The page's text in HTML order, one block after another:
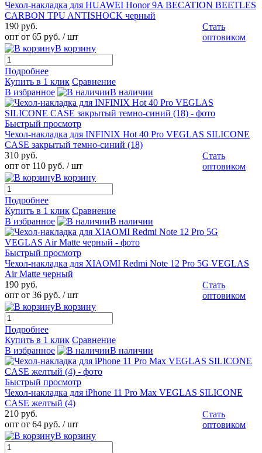
Чехол-накладка для HUAWEI Honor 9A BECATION BEETLES
CARBON TPU ANTISHOCK черный
190 руб.
опт от 65 руб. / шт
Стать
оптовиком
В корзину
Подробнее
Купить в 1 клик Сравнение
В избранное
В наличии
Быстрый просмотр
Чехол-накладка для INFINIX Hot 40 Pro VEGLAS SILICONE
CASE закрытый темно-синий (18)
310 руб.
опт от 110 руб. / шт
Стать
оптовиком
В корзину
Подробнее
Купить в 1 клик Сравнение
В избранное
В наличии
Быстрый просмотр
Чехол-накладка для XIAOMI Redmi Note 12 Pro 5G VEGLAS
Air Matte черный
190 руб.
опт от 36 руб. / шт
Стать
оптовиком
В корзину
Подробнее
Купить в 1 клик Сравнение
В избранное
В наличии
Быстрый просмотр
Чехол-накладка для iPhone 11 Pro Max VEGLAS SILICONE
CASE желтый (4)
210 руб.
опт от 64 руб. / шт
Стать
оптовиком
В корзину